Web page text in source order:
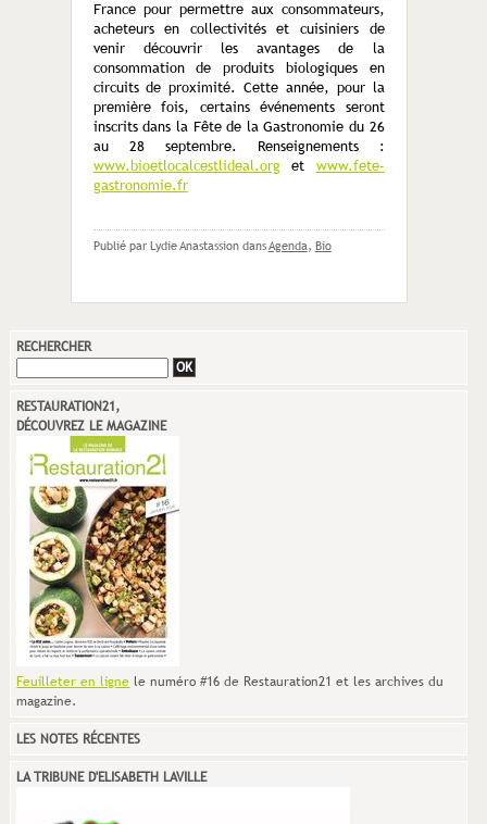
France pour permettre aux consommateurs,
acheteurs en collectivités et cuisiniers de
venir découvrir les avantages de la
consommation de produits biologiques en
circuits de proximité. Cette année, pour la
première fois, certains événements seront
inscrits dans la Fête de la Gastronomie du 26
au 28 septembre. Renseignements :
www.bioetlocalcestlideal.org et www.fete-
gastronomie.fr
Publié par Lydie Anastassion dansAgenda, Bio
RECHERCHER
RESTAURATION21,
DÉCOUVREZ LE MAGAZINE
Feuilleter en ligne le numéro #16 de Restauration21 et les archives du
magazine.
LES NOTES RÉCENTES
LA TRIBUNE D'ELISABETH LAVILLE